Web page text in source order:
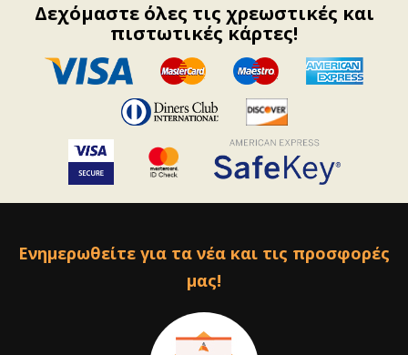
Δεχόμαστε όλες τις χρεωστικές και
πιστωτικές κάρτες!
Ενημερωθείτε για τα νέα και τις προσφορές
μας!